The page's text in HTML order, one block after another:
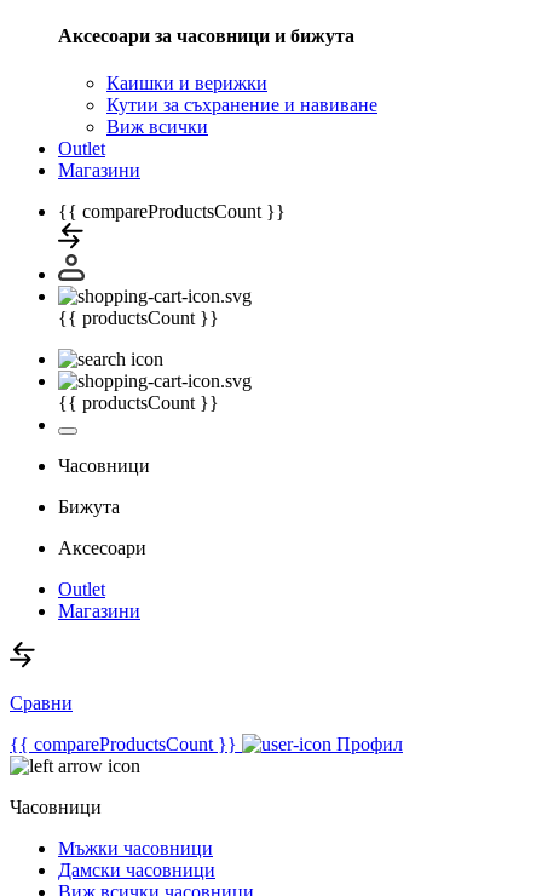
Аксесоари за часовници и бижута
Каишки и верижки
Кутии за съхранение и навиване
Виж всички
Outlet
Магазини
{{ compareProductsCount }}
{{ productsCount }}
{{ productsCount }}
Часовници
Бижута
Аксесоари
Outlet
Магазини
Сравни
{{ compareProductsCount }}
Профил
Часовници
Мъжки часовници
Дамски часовници
Виж всички часовници